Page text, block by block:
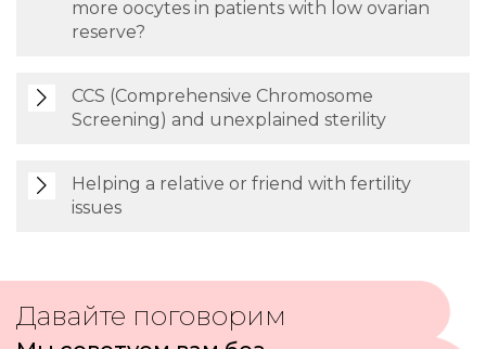
more oocytes in patients with low ovarian
reserve?
CCS (Comprehensive Chromosome
Screening) and unexplained sterility
Helping a relative or friend with fertility
issues
Давайте поговорим